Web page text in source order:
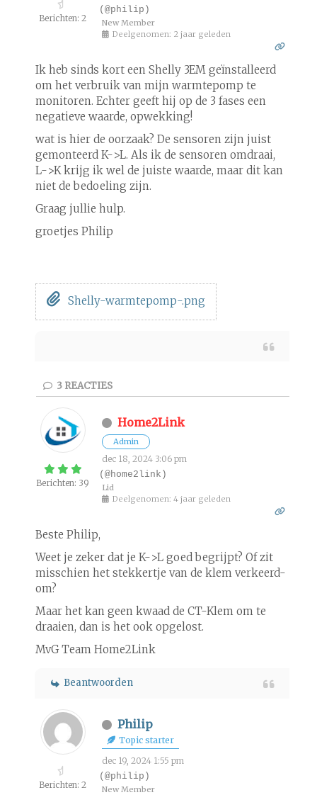
Berichten: 2
(@philip)
New Member
Deelgenomen: 2 jaar geleden
Ik heb sinds kort een Shelly 3EM geïnstalleerd
om het verbruik van mijn warmtepomp te
monitoren. Echter geeft hij op de 3 fases een
negatieve waarde, opwekking!
wat is hier de oorzaak? De sensoren zijn juist
gemonteerd K->L. Als ik de sensoren omdraai,
L->K krijg ik wel de juiste waarde, maar dit kan
niet de bedoeling zijn.
Graag jullie hulp.
groetjes Philip
Shelly-warmtepomp-.png
3REACTIES
Berichten: 39
Home2Link
Admin
dec 18, 2024 3:06 pm
(@home2link)
Lid
Deelgenomen: 4 jaar geleden
Beste Philip,
Weet je zeker dat je K->L goed begrijpt? Of zit
misschien het stekkertje van de klem verkeerd-
om?
Maar het kan geen kwaad de CT-Klem om te
draaien, dan is het ook opgelost.
MvG Team Home2Link
Beantwoorden
Berichten: 2
Philip
Topic starter
dec 19, 2024 1:55 pm
(@philip)
New Member